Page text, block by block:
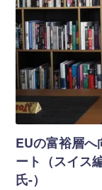
EUの富裕層
ート（スイス
氏-）